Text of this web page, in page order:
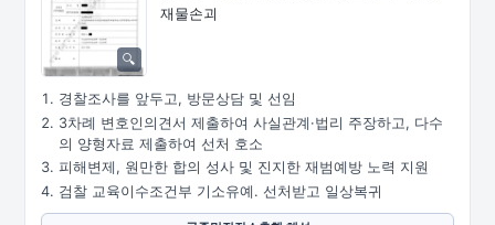
재물손괴
경찰조사를 앞두고, 방문상담 및 선임
3차례 변호인의견서 제출하여 사실관계·법리 주장하고, 다수
의 양형자료 제출하여 선처 호소
피해변제, 원만한 합의 성사 및 진지한 재범예방 노력 지원
검찰 교육이수조건부 기소유예. 선처받고 일상복귀